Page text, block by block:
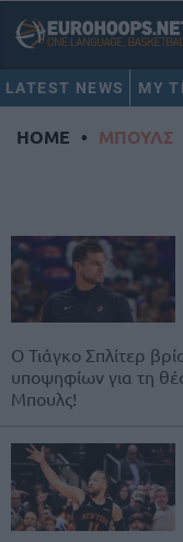
LATEST NEWS MY
HOME • ΜΠΟΥΛΣ
Ο Τιάγκο Σπλίτερ
υποψηφίων για τη
Μπουλς!